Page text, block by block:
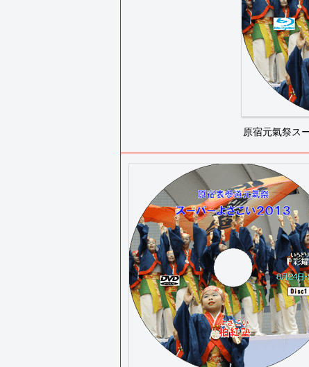
原宿元氣祭ス